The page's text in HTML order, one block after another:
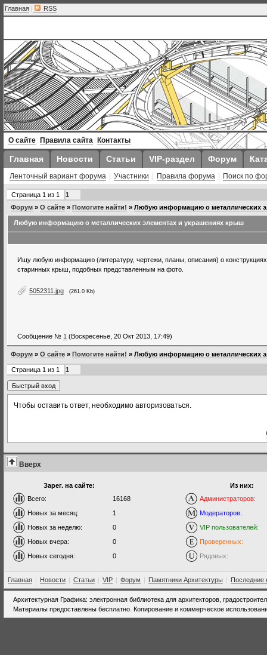
Главная | RSS
О сайте Правила сайта Контакты
Главная Новости Статьи VIP-раздел Форум
Ленточный вариант форума Участники Правила форума Поиск по
Страница 1 из 1
1
Форум » О сайте » Помогите найти! » Любую информацию о металлических
Любую информацию о металлических элементах и украшениях крыш
Ищу любую информацию (литературу, чертежи, планы, описания) о
старинных крыш, подобных представленным на фото.
5052311.jpg (261.0 Kb)
Сообщение № 1 (Воскресенье, 20 Окт 2013, 17:49)
Форум » О сайте » Помогите найти! » Любую информацию о металлических
Страница 1 из 1 1
Чтобы оставить ответ, необходимо авторизоваться.
Вверх
Зарег. на сайте:
Всего:
16168
Новых за месяц:
1
Новых за неделю:
0
Новых вчера:
0
Новых сегодня:
0
Из них:
Администраторов:
Модераторов:
VIP пользователей:
Проверенных:
Рядовых:
Главная | Новости | Статьи | VIP | Форум | Памятники Архитектуры | Последние
Архитектурная Графика: электронная библиотека для архитекторов,
Материалы предоставлены бесплатно. Копирование и коммерческое